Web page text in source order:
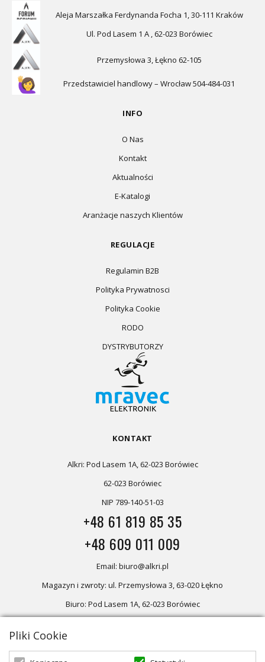
Aleja Marszałka Ferdynanda Focha 1, 30-111 Kraków
Ul. Pod Lasem 1 A , 62-023 Borówiec
Przemysłowa 3, Łękno 62-105
Przedstawiciel handlowy – Wrocław 504-484-031
INFO
O Nas
Kontakt
Aktualności
E-Katalogi
Aranżacje naszych Klientów
REGULACJE
Regulamin B2B
Polityka Prywatnosci
Polityka Cookie
RODO
DYSTRYBUTORZY
KONTAKT
Alkri: Pod Lasem 1A, 62-023 Borówiec
62-023 Borówiec
NIP 789-140-51-03
+48 61 819 85 35
+48 609 011 009
Email: biuro@alkri.pl
Magazyn i zwroty: ul. Przemysłowa 3, 63-020 Łękno
Biuro: Pod Lasem 1A, 62-023 Borówiec
Oferta skierowana dla firm, w przypadku zakupów detalicznych
Pliki Cookie